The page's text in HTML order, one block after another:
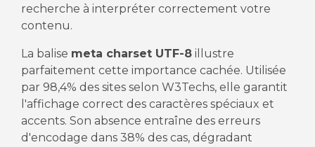
recherche à interpréter correctement votre
contenu.
La balise meta charset UTF-8illustre
parfaitement cette importance cachée. Utilisée
par 98,4% des sites selon W3Techs, elle garantit
l'affichage correct des caractères spéciaux et
accents. Son absence entraîne des erreurs
d'encodage dans 38% des cas, dégradant